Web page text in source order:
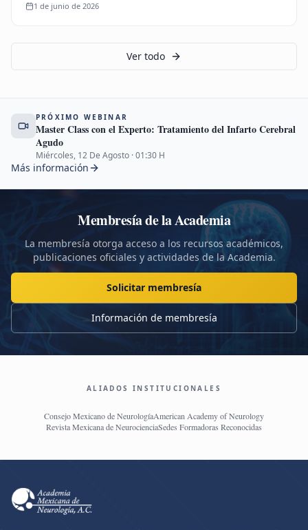
Yaghi S, Sun D,…
1 de junio de 2026
Ver todo
PRÓXIMO WEBINAR
Master Class con el Experto: Tratamiento del Infarto Cerebral
Agudo
Miércoles, 12 De Agosto ·01:30 H
Más información
Membresía de la Academia
La membresía otorga acceso a los recursos académicos,
publicaciones oficiales y actividades de la Academia.
Solicitar membresía
Información de membresía
ALIADOS INSTITUCIONALES
Consejo Mexicano de NeurologíaAmerican Academy of Neurology
Revista Mexicana de NeurocienciaSedes Formadoras Reconocidas